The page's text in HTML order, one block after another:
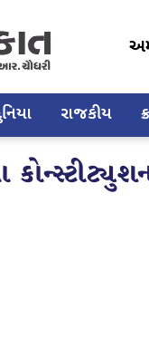
રાજકીય